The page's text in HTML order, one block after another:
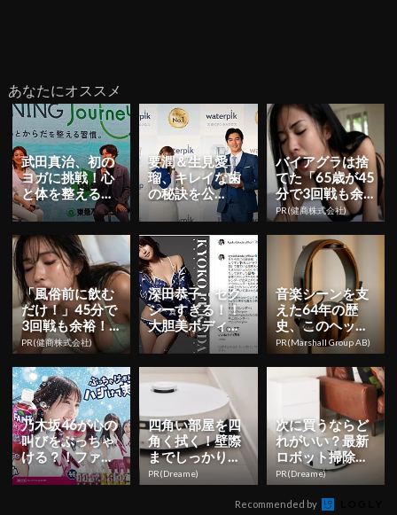
あなたにオススメ
武田真治、初の
ヨガに挑戦！心
と体を整える渋
谷を巻き込んだ
一大プロジェク
ト『SHI...
要潤＆生見愛
瑠、キレイな歯
の秘訣を公
開！“めるる
語”も披露！？
バイアグラは捨
てた「65歳が45
分で3回戦も余
裕」980円で朝
まで絶好調！
PR(健商株式会社)
「風俗前に飲む
だけ！」45分で
3回戦も余裕！9
80円で朝まで絶
好調
PR(健商株式会社)
深田恭子、セク
シーすぎる！！
大胆美ボディの
水着姿にファン
釘付け
音楽シーンを支
えた64年の歴
史、このヘッド
ホンで感じてみ
て
PR(Marshall Group AB)
乃木坂46が心の
叫びをぶっちゃ
ける？！ファン
タ新CMが明日
からスタート
四角い部屋を四
角く拭く！壁際
までしっかり拭
けるロボット掃
除機
PR(Dreame)
次に買うならど
れがいい？最新
ロボット掃除機
はこんなに進化
した
PR(Dreame)
Recommended by